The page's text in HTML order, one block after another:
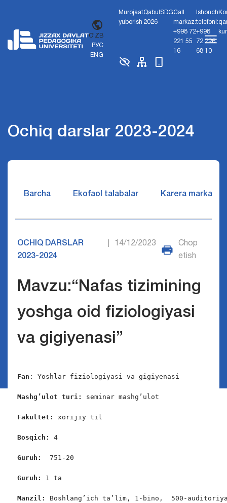
O'ZB
РУС
ENG
Murojaat
yuborish
Qabul
2026
SDGCall
markaz:
+998 72
221 55
16
Ishonch
telefoni:
+998
72 226
68 10
Ochiq darslar 2023-2024
Barcha Ekofaol talabalar Karera markazi
OCHIQ DARSLAR
2023-2024
14/12/2023
Chop
etish
Mavzu:“Nafas tizimining
yoshga oid fiziologiyasi
va gigiyenasi”
Fan : Yoshlar fiziologiyasi va gigiyenasi
Mashg’ulot turi: seminar mashg’ulot
Fakultet: xorijiy til
Bosqich: 4
Guruh: 751-20
Guruh: 1 ta
Manzil: Boshlang’ich ta’lim, 1-bino,  500-